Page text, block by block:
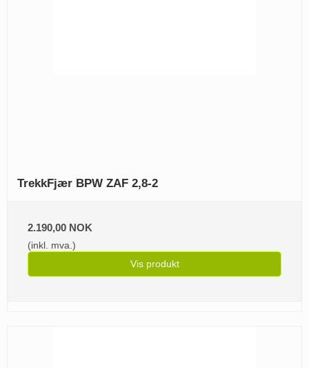
TrekkFjær BPW ZAF 2,8-2
2.190,00 NOK
(inkl. mva.)
Vis produkt